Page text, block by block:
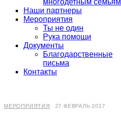
многодетным семьям
Наши партнеры
Мероприятия
Ты не один
Рука помощи
Документы
Благодарственные
письма
Контакты
МЕРОПРИЯТИЯ 27 ФЕВРАЛЬ 2017